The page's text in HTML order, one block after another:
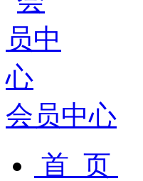
会员中心
首 页